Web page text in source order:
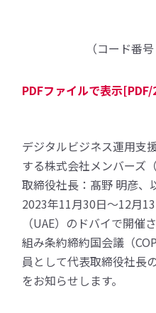
（コード番
PDFファイルで表示
デジタルビジネス運用支
する株式会社メンバーズ
取締役社長：髙野 明彦、
2023年11月30日～12月
（UAE）のドバイで開
組み条約締約国会議（
員として代表取締役社長
をお知らせします。